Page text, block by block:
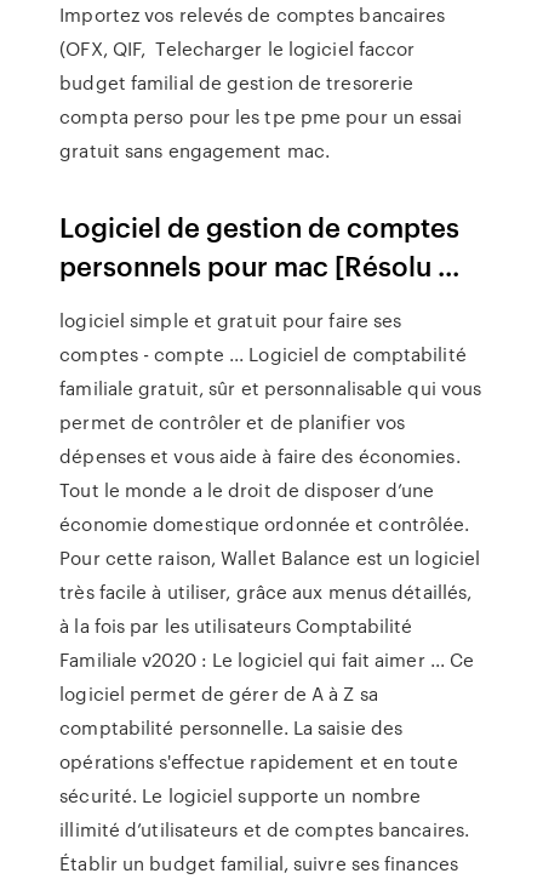
Importez vos relevés de comptes bancaires
(OFX, QIF, Telecharger le logiciel faccor
budget familial de gestion de tresorerie
compta perso pour les tpe pme pour un essai
gratuit sans engagement mac.
Logiciel de gestion de comptes
personnels pour mac [Résolu ...
logiciel simple et gratuit pour faire ses
comptes - compte ... Logiciel de comptabilité
familiale gratuit, sûr et personnalisable qui vous
permet de contrôler et de planifier vos
dépenses et vous aide à faire des économies.
Tout le monde a le droit de disposer d’une
économie domestique ordonnée et contrôlée.
Pour cette raison, Wallet Balance est un logiciel
très facile à utiliser, grâce aux menus détaillés,
à la fois par les utilisateurs Comptabilité
Familiale v2020 : Le logiciel qui fait aimer ... Ce
logiciel permet de gérer de A à Z sa
comptabilité personnelle. La saisie des
opérations s'effectue rapidement et en toute
sécurité. Le logiciel supporte un nombre
illimité d’utilisateurs et de comptes bancaires.
Établir un budget familial, suivre ses finances